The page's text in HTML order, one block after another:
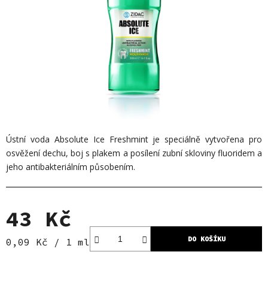
Ústní voda Absolute Ice Freshmint je speciálně vytvořena pro
osvěžení dechu, boj s plakem a posílení zubní skloviny fluoridem a
jeho antibakteriálním působením.
43 Kč
Měrná cena:
0,09 Kč / 1 ml DO KOŠÍKU